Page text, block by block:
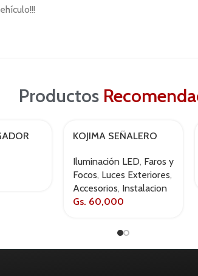
Productos
KOJIMA SEÑALERO
Iluminación LED, Faros y
Focos, Luces Exteriores,
Accesorios, Instalacion
Gs. 60,000